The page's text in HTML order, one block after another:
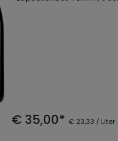
€ 35,00* € 23,33 / Liter